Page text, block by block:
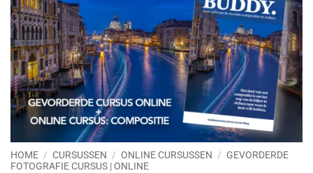
HOME / CURSUSSEN / ONLINE CURSUSSEN / GEVORDERDE
FOTOGRAFIE CURSUS | ONLINE